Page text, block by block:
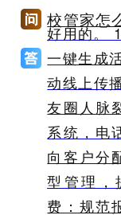
校管家怎
好用的。
一键生成
动线上传
友圈人脉
系统，电
向客户分
型管理，
费：规范